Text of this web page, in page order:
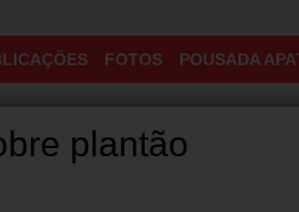
FOTOS POUSADA
plantão